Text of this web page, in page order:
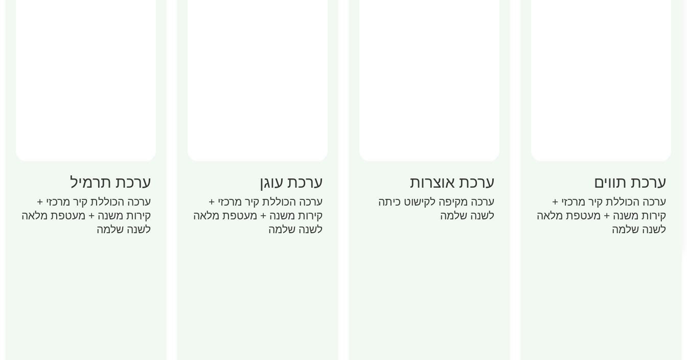
ערכת תווים
ערכה הכוללת קיר מרכזי +
קירות משנה + מעטפת מלאה
לשנה שלמה
ערכת אוצרות
ערכה מקיפה לקישוט כיתה
לשנה שלמה
ערכת עוגן
ערכה הכוללת קיר מרכזי +
קירות משנה + מעטפת מלאה
לשנה שלמה
ערכת תרמיל
ערכה הכוללת קיר מרכזי +
קירות משנה + מעטפת מלאה
לשנה שלמה